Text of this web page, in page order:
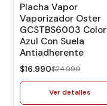
No disponible
Placha Vapor
Vaporizador Oster
GCSTBS6003 Color
Azul Con Suela
Antiadherente
$16.990$24.990
Ver detalles